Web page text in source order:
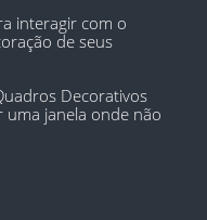
interagir com o
de seus
Decorativos
janela onde não